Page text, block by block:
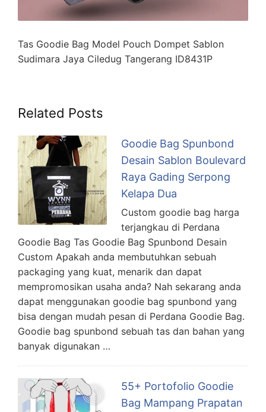
Tas Goodie Bag Model Pouch Dompet Sablon
Sudimara Jaya Ciledug Tangerang ID8431P
Related Posts
Goodie Bag Spunbond
Desain Sablon Boulevard
Raya Gading Serpong
Kelapa Dua
Custom goodie bag harga
terjangkau di Perdana
Goodie Bag Tas Goodie Bag Spunbond Desain
Custom Apakah anda membutuhkan sebuah
packaging yang kuat, menarik dan dapat
mempromosikan usaha anda? Nah sekarang anda
dapat menggunakan goodie bag spunbond yang
bisa dengan mudah pesan di Perdana Goodie Bag.
Goodie bag spunbond sebuah tas dan bahan yang
banyak digunakan …
55+ Portofolio Goodie
Bag Mampang Prapatan